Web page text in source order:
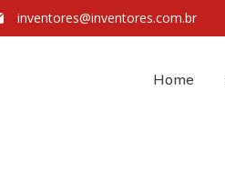
inventores@inventores.com.br
Home